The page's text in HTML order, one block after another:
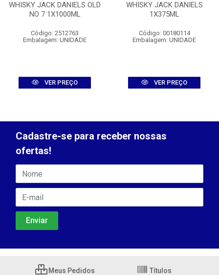
WHISKY JACK DANIELS OLD
NO 7 1X1000ML
Código: 2512763
Embalagem: UNIDADE
VER PREÇO
WHISKY JACK DANIELS
1X375ML
Código: 00180114
Embalagem: UNIDADE
VER PREÇO
Cadastre-se para receber nossas
ofertas!
Meus Pedidos Títulos